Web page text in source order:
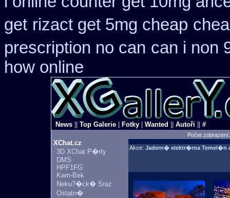
get rizact get 5mg cheap
prescription no can can i non
how online
News Top Galerie Fotky Wanted Autoři #
Počet
XChat.cz
3D XChat P�rty
DMS
HPF1FG
Kam-Bek
Neku?�ck� Sraz
Ostatn�
Akce: Jadern� elektr�rna Temel�n